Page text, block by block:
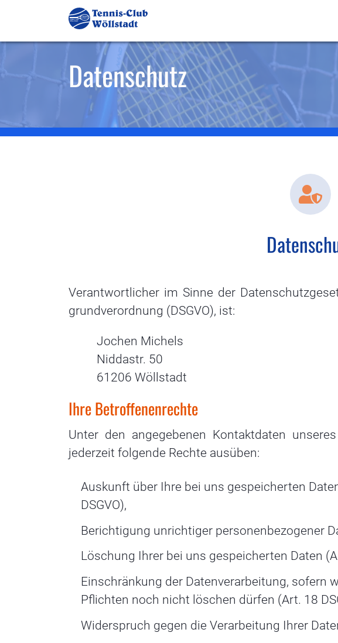
Datenschutz
Verantwortlicher im Sinne der
grund­verordnung (DSGVO), ist:
Jochen Michels
Niddastr. 50
61206 Wöllstadt
Ihre Betroffenenrechte
Unter den angegebenen Kontaktdaten
jederzeit folgende Rechte ausüben:
Auskunft über Ihre bei uns gespeicherten
DSGVO),
Berichtigung unrichtiger personenbezogener
Löschung Ihrer bei uns gespeicherten Daten
Einschränkung der Datenverarbeitung, sofern
Pflichten noch nicht löschen dürfen (Art. 18
Widerspruch gegen die Verarbeitung Ihrer